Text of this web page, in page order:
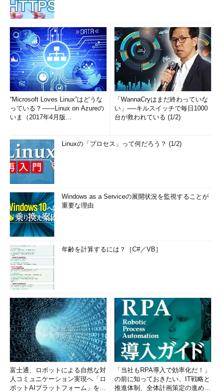
“Microsoft Loves Linux”はどうな
っている？――Linux on Azureの
いま（2017年4月版...
「WannaCryはまだ終わっていな
い」──キルスイッチで毎日1000
台が救われている (1/2)
Linuxの「プロセス」って何だろう？ (1/2)
Windows as a Serviceの展開状況を監視することが
重要な理由
年齢を計算するには？［C#／VB］
富士通、ロボットによる自然な対
人コミュニケーション実現へ「ロ
ボットAIプラットフォーム」を発
「当社もRPA導入で効率化だ！」
の前に知っておきたい、IT戦略と
推進体制、全体計画策定の進め方